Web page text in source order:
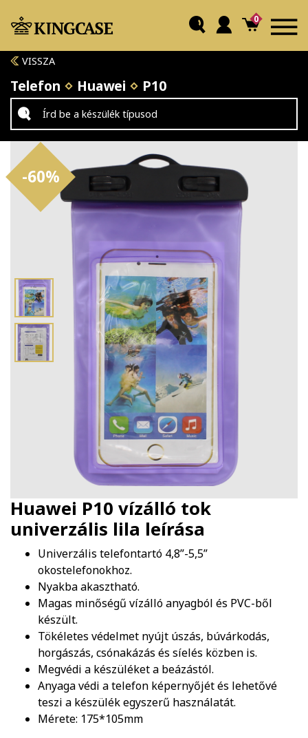
0
VISSZA
Telefon Huawei P10
-60%
Huawei P10 vízálló tok
univerzális lila leírása
Univerzális telefontartó 4,8”-5,5”
okostelefonokhoz.
Nyakba akasztható.
Magas minőségű vízálló anyagból és PVC-ből
készült.
Tökéletes védelmet nyújt úszás, búvárkodás,
horgászás, csónakázás és síelés közben is.
Megvédi a készüléket a beázástól.
Anyaga védi a telefon képernyőjét és lehetővé
teszi a készülék egyszerű használatát.
Mérete: 175*105mm